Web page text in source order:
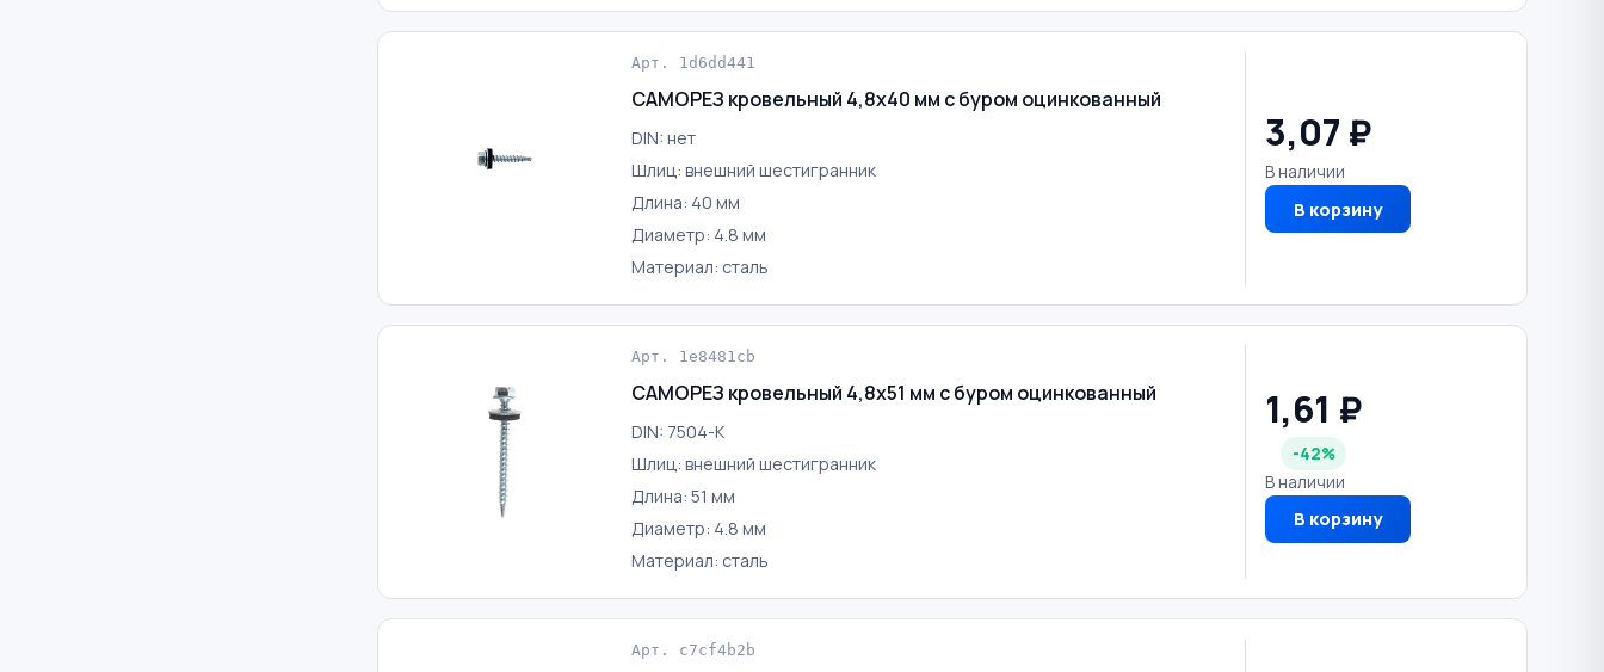
Арт. 1d6dd441
САМОРЕЗ кровельный 4,8х40 мм с буром оцинкованный
DIN: нет
Шлиц: внешний шестигранник
Длина: 40 мм
Диаметр: 4.8 мм
Материал: сталь
3,07 ₽
В наличии
В корзину
Арт. 1e8481cb
САМОРЕЗ кровельный 4,8х51 мм с буром оцинкованный
DIN: 7504-K
Шлиц: внешний шестигранник
Длина: 51 мм
Диаметр: 4.8 мм
Материал: сталь
1,61 ₽
-42%
В наличии
В корзину
Арт. c7cf4b2b